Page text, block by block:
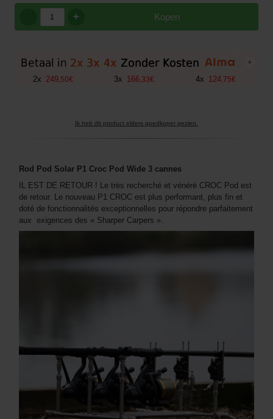
Kopen
+
+
2x 249 50€ 3x 166 33€ 4x 124, 75€
Ik heb dit product elders goedkoper gezien.
Rod Pod Solar P1 Croc Pod Wide 3 cannes
IL EST DE RETOUR ! Le très recherché et vénéré CROC Pod est
de retour. Le nouveau P1 CROC est plus performant, plus fin et
doté de fonctionnalités exceptionnelles pour répondre parfaitement
aux exigences des « Sharper Carpers ».